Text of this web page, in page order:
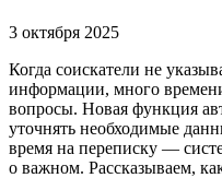
3 октября 2025
Когда соискатели не
информации, много
вопросы. Новая функция
уточнять необходимые
время на переписку —
о важном. Рассказываем,